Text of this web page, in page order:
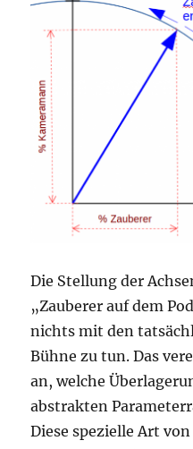
Die Stellung der
„Zauberer auf dem
nichts mit den
Bühne zu tun. Das
an, welche
abstrakten
Diese spezielle Art